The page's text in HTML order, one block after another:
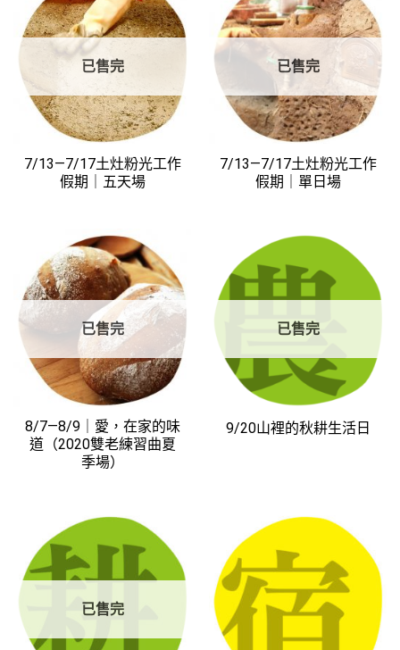
已售完
7/13—7/17土灶粉光工作
假期｜五天場
已售完
7/13—7/17土灶粉光工作
假期｜單日場
已售完
8/7—8/9｜愛，在家的味
道（2020雙老練習曲夏
季場）
已售完
9/20山裡的秋耕生活日
已售完